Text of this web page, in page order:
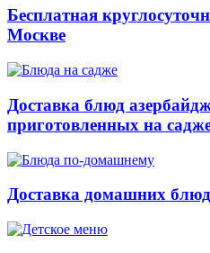
Бесплатная
Москве
Доставка блюд
приготовленных на
Доставка домашних блюд